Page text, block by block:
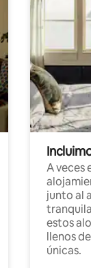
A veces
junto al
estos
llenos
únicas.